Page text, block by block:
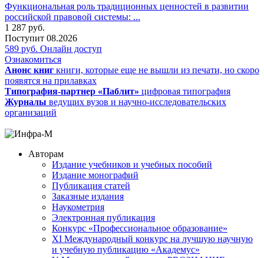
Функциональная роль традиционных ценностей в развитии
российской правовой системы: ...
1 287 руб.
Поступит 08.2026
589 руб. Онлайн доступ
Ознакомиться
Анонс книг книги, которые еще не вышли из печати, но скоро
появятся на прилавках
Типография-партнер «Паблит» цифровая типография
Журналы ведущих вузов и научно-исследовательских
организаций
Авторам
Издание учебников и учебных пособий
Издание монографий
Публикация статей
Заказные издания
Наукометрия
Электронная публикация
Конкурс «Профессиональное образование»
XI Международный конкурс на лучшую научную
и учебную публикацию «Академус»